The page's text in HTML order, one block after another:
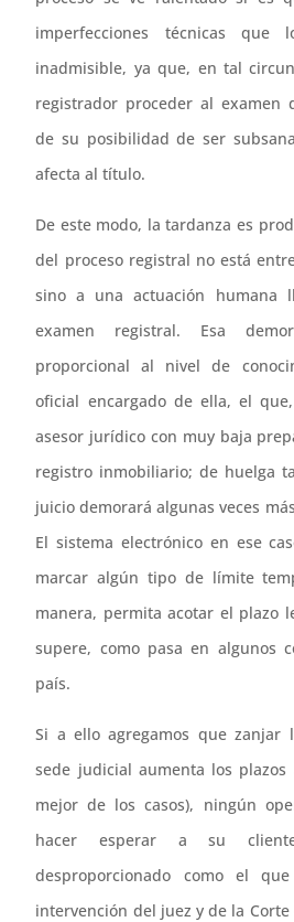
imperfecciones técnicas que
inadmisible, ya que, en tal
registrador proceder al examen
de su posibilidad de ser
afecta al título.
De este modo, la tardanza es
del proceso registral no está
sino a una actuación humana
examen registral. Esa
proporcional al nivel de
oficial encargado de ella, el
asesor jurídico con muy baja
registro inmobiliario; de huelga
juicio demorará algunas veces
El sistema electrónico en ese
marcar algún tipo de límite
manera, permita acotar el plazo
supere, como pasa en algunos
país.
Si a ello agregamos que zanjar
sede judicial aumenta los plazos
mejor de los casos), ningún
hacer esperar a su
desproporcionado como el
intervención del juez y de la